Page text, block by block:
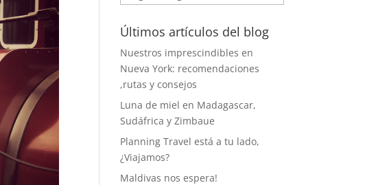
Últimos artículos del blog
Nuestros imprescindibles en
Nueva York: recomendaciones
,rutas y consejos
Luna de miel en Madagascar,
Sudáfrica y Zimbaue
Planning Travel está a tu lado,
¿Viajamos?
Maldivas nos espera!